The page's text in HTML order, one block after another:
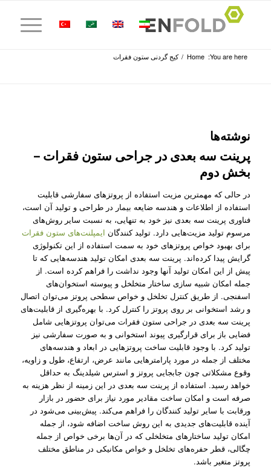
You are here:
Home
/ کیج گردنی ستون فقرات
نوشته‌ها
پرینت سه بعدی در جراحی ستون فقرات –
بخش دوم
در حالی که مهمترین مزیت استفاده از پروتز‌های سفارشی قابلیت
استفاده از اطلاعات و هندسه ضایعه بیمار در طراحی و تولید آن است،
فناوری پرینت سه بعدی نیز خود به تنهایی، به نسبت سایر روش‌‌های
مرسوم تولید مزیت‌هایی دارد. تولید کنندگان ایمپلنت‌های ستون فقرات
برای بهبود خواص پروتز‌های خود به سمت استفاده از این تکنولوژی
گرایش پیدا کرده‌اند. پرینت سه بعدی امکان تولید هندسه‌هایی که تا
پیش از این امکان تولید آنها وجود نداشت را فراهم کرده است. از
جمله امکان شبیه سازی ساختار متخلخل و پیوسته استخوان‌های
اسفنجی. از طریق کنترل تخلخل و خواص سطحی پروتز می‌توان اتصال
و رشد استخوانی بر روی پروتز را کنترل کرد. با بهره‌گیری از قابلیت‌های
پرینت سه بعدی در جراحی ستون فقرات می‌توان پروتز‌هایی شامل
فضایی باز برای قرارگیری پیوند استخوانی و به صورت سفارشی نیز
تولید کرد. با وجود قابلیت ساخت پروتز‌هایی در ابعاد و هندسه‌های
مختلف از جمله در مورد پارامترها‌یی مانند عرض، ارتفاع، طول و زاویه،
وقوع مشکلاتی چون جابجایی پروتز و استرس شیلدینگ به حداقل
خواهد رسید. استفاده از پرینت سه بعدی در این زمینه از نظر هزینه به
صرفه است و امکان ساخت مقادیر مورد نیاز برای حضور در بازار
ورقابت با سایر تولید کنندگان را فراهم می‌کند. پیش‌بینی می‌شود در
آینده قابلیت‌های جدیدی به این روش ساخت اضافه شود، از جمله
امکان تولید ساختار‌های متخلخلی که در آن‌‌ها برخی خواص از جمله
چگالی، قطر حفره‌های تخلخل و خواص مکانیکی در مناطق مختلف
پروتز متغیر باشد.